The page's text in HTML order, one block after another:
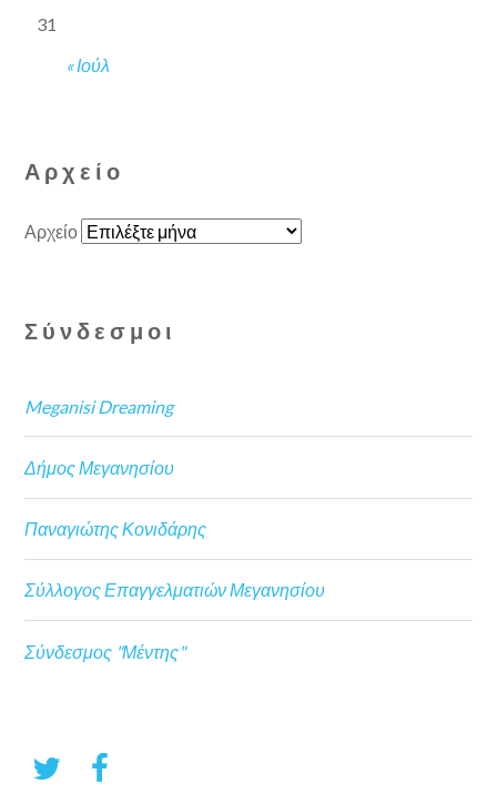
« Ιούλ
31
Αρχείο
Αρχείο
Σύνδεσμοι
Meganisi Dreaming
Δήμος Μεγανησίου
Παναγιώτης Κονιδάρης
Σύλλογος Επαγγελματιών Μεγανησίου
Σύνδεσμος "Μέντης"